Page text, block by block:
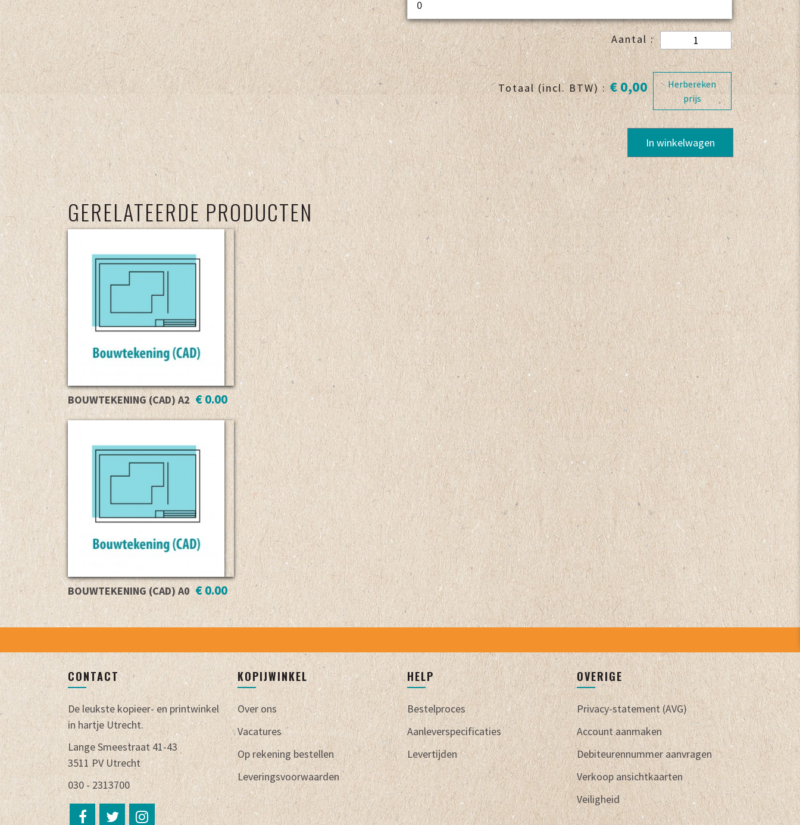
Aantal :
Totaal (incl. BTW) :€ 0,00
Herbereken
prijs
In winkelwagen
GERELATEERDE PRODUCTEN
BOUWTEKENING (CAD) A2 € 0.00
BOUWTEKENING (CAD) A0 € 0.00
CONTACT
De leukste kopieer- en printwinkel
in hartje Utrecht.
Lange Smeestraat 41-43
3511 PV Utrecht
030 - 2313700
KOPIJWINKEL
Over ons
Vacatures
Op rekening bestellen
Leveringsvoorwaarden
HELP
Bestelproces
Aanleverspecificaties
Levertijden
OVERIGE
Privacy-statement (AVG)
Account aanmaken
Debiteurennummer aanvragen
Verkoop ansichtkaarten
Veiligheid